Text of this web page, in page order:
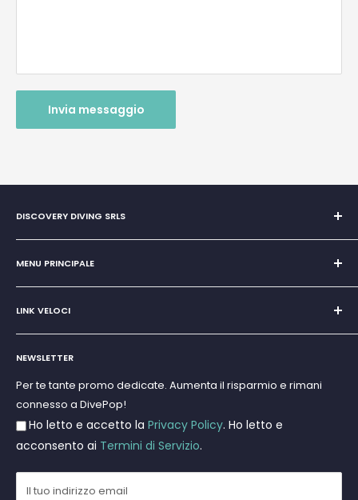
Invia messaggio
DISCOVERY DIVING SRLS
Unipersonale di Giovanni Chiera di Vasco
San Teodoro, Marina di Puntaldia 07052
MENU PRINCIPALE
Home
Super Promo
Marchi
Subacquea
Apnea e Spearfishing
Gift Cards
LINK VELOCI
Cerca
Termini e Condizioni
Privacy Policy
Resi e Rimborsi
Spedizioni
NEWSLETTER
Per te tante promo dedicate. Aumenta il risparmio e rimani
connesso a DivePop!
Ho letto e accetto la Privacy Policy. Ho letto e
acconsento ai Termini di Servizio.
Il tuo indirizzo email